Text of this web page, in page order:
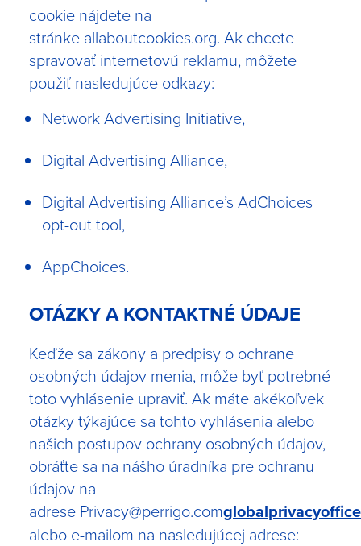
cookie nájdete na
stránke allaboutcookies.org. Ak chcete
spravovať internetovú reklamu, môžete
použiť nasledujúce odkazy:
Network Advertising Initiative,
Digital Advertising Alliance,
Digital Advertising Alliance’s AdChoices
opt-out tool,
AppChoices.
OTÁZKY A KONTAKTNÉ ÚDAJE
Keďže sa zákony a predpisy o ochrane
osobných údajov menia, môže byť potrebné
toto vyhlásenie upraviť. Ak máte akékoľvek
otázky týkajúce sa tohto vyhlásenia alebo
našich postupov ochrany osobných údajov,
obráťte sa na nášho úradníka pre ochranu
údajov na
adrese Privacy@perrigo.com
alebo e-mailom na nasledujúcej adrese: